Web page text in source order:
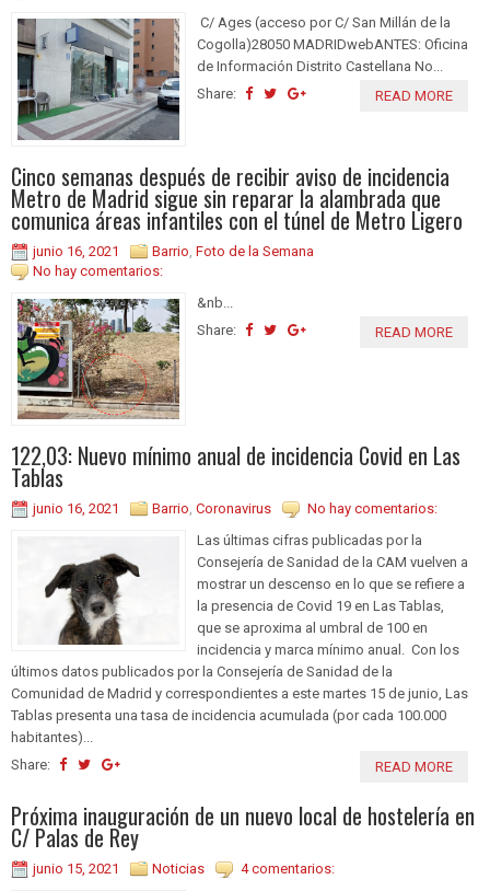
C/ Ages (acceso por C/ San Millán de la
Cogolla)28050 MADRIDwebANTES: Oficina
de Información Distrito Castellana No...
Share:
READ MORE
Cinco semanas después de recibir aviso de incidencia
Metro de Madrid sigue sin reparar la alambrada que
comunica áreas infantiles con el túnel de Metro Ligero
junio 16, 2021 Barrio Foto de la Semana
No hay comentarios:
&nb...
Share:
READ MORE
122,03: Nuevo mínimo anual de incidencia Covid en Las
Tablas
junio 16, 2021 Barrio, Coronavirus
No hay comentarios:
Las últimas cifras publicadas por la
Consejería de Sanidad de la CAM vuelven a
mostrar un descenso en lo que se refiere a
la presencia de Covid 19 en Las Tablas,
que se aproxima al umbral de 100 en
incidencia y marca mínimo anual. Con los
últimos datos publicados por la Consejería de Sanidad de la
Comunidad de Madrid y correspondientes a este martes 15 de junio, Las
Tablas presenta una tasa de incidencia acumulada (por cada 100.000
habitantes)...
Share:
READ MORE
Próxima inauguración de un nuevo local de hostelería en
C/ Palas de Rey
junio 15, 2021 Noticias
4 comentarios: